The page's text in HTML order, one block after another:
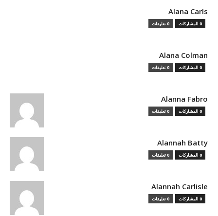
Alana Carls
0 المشاركات 0 تعليقات
Alana Colman
0 المشاركات 0 تعليقات
Alanna Fabro
0 المشاركات 0 تعليقات
Alannah Batty
0 المشاركات 0 تعليقات
Alannah Carlisle
0 المشاركات 0 تعليقات